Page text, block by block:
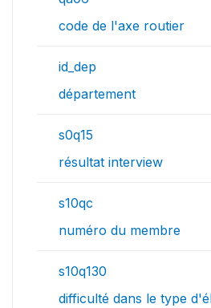
code de l'axe routier
id_dep
département
s0q15
résultat interview
s10qc
numéro du membre
s10q130
difficulté dans le type